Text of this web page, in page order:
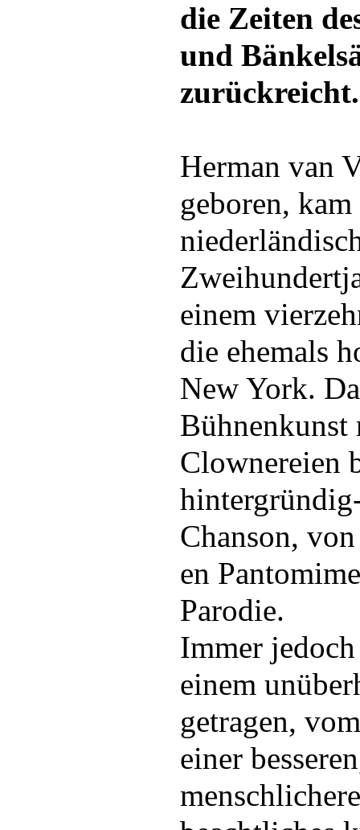
die Zeiten
und
zurückreicht.
Herman van
geboren,
einem
die ehemals
New York.
Clownereien
Chanson,
en
Parodie.
Immer
einem
getragen,
einer